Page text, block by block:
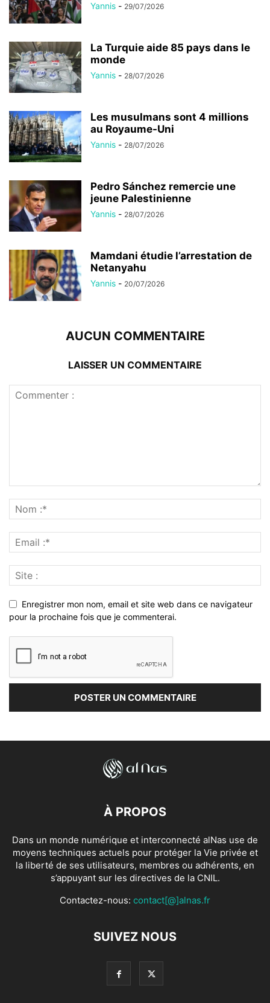
Yannis - 29/07/2026
La Turquie aide 85 pays dans le
monde
Yannis - 28/07/2026
Les musulmans sont 4 millions
au Royaume-Uni
Yannis - 28/07/2026
Pedro Sánchez remercie une
jeune Palestinienne
Yannis - 28/07/2026
Mamdani étudie l’arrestation de
Netanyahu
Yannis - 20/07/2026
AUCUN COMMENTAIRE
LAISSER UN COMMENTAIRE
Enregistrer mon nom, email et site web dans ce navigateur
pour la prochaine fois que je commenterai.
À PROPOS
Dans un monde numérique et interconnecté alNas use de
moyens techniques actuels pour protéger la Vie privée et
la liberté de ses utilisateurs, membres ou adhérents, en
s’appuyant sur les directives de la CNIL.
Contactez-nous: contact[@]alnas.fr
SUIVEZ NOUS